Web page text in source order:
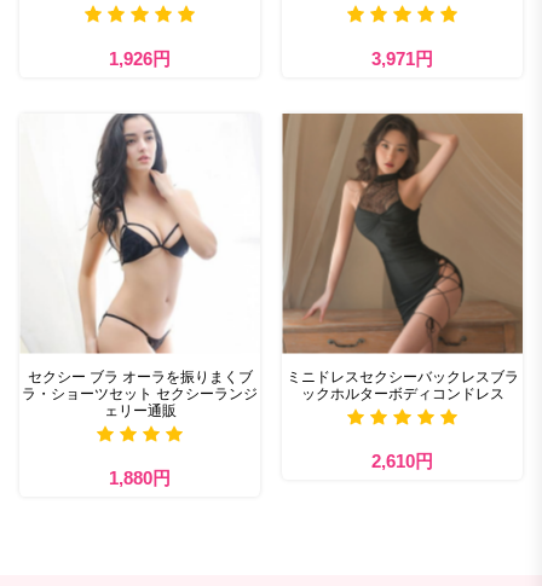
1,926円 3,971円
セクシー ブラ ​オーラを振りまくブ
ラ・ショーツセット セクシーランジ
ェリー通販
1,880円
ミニドレスセクシーバックレスブラ
ックホルターボディコンドレス
2,610円